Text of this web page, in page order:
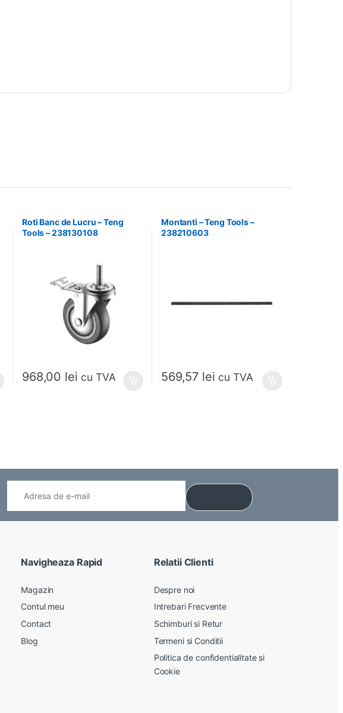
Roti Banc de Lucru – Teng
Tools – 238130108
968,00 lei cu TVA
Montanti – Teng Tools –
238210603
569,57 lei cu TVA
Navigheaza Rapid
Magazin
Contul meu
Contact
Blog
Relatii Clienti
Despre noi
Intrebari Frecvente
Schimburi si Retur
Termeni si Conditii
Politica de confidentialitate si
Cookie